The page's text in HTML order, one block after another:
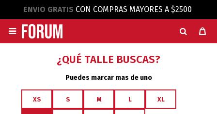
ENVIO GRATIS CON COMPRAS MAYORES A $2500

¿QUÉ TALLE BUSCAS?
Puedes marcar mas de uno
XS S M L XL